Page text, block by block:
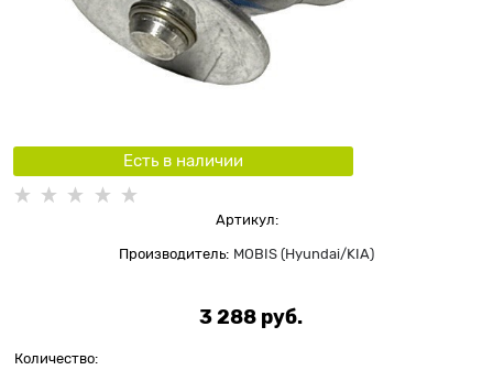
Есть в наличии
Артикул:
Производитель: MOBIS (Hyundai/KIA)
3 288 руб.
Количество: